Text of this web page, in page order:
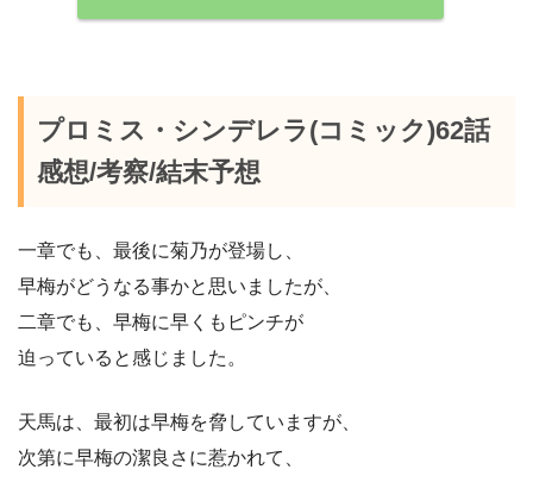
プロミス・シンデレラ(コミック)62話
感想/考察/結末予想
一章でも、最後に菊乃が登場し、
早梅がどうなる事かと思いましたが、
二章でも、早梅に早くもピンチが
迫っていると感じました。
天馬は、最初は早梅を脅していますが、
次第に早梅の潔良さに惹かれて、